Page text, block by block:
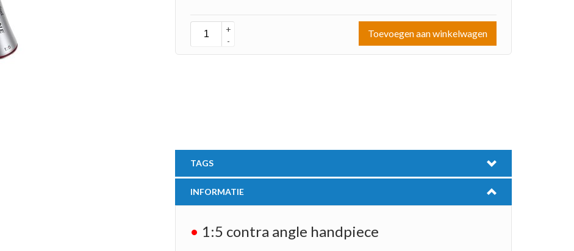
+
-
Toevoegen aan winkelwagen
TAGS
INFORMATIE
• 1:5 contra angle handpiece